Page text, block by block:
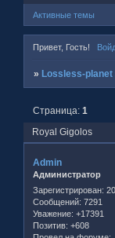
Активные темы
Привет, Гость!
» Lossless-planet
Royal Gigolos
Страница:1
Admin
Администратор
Зарегистрирован:
Сообщений: 7291
Уважение: +17391
Позитив: +608